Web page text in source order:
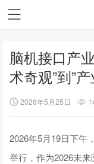
脑机接口产
术奇观”到”
2026年5月25日
2026年5月19日下午
举行，作为2026未